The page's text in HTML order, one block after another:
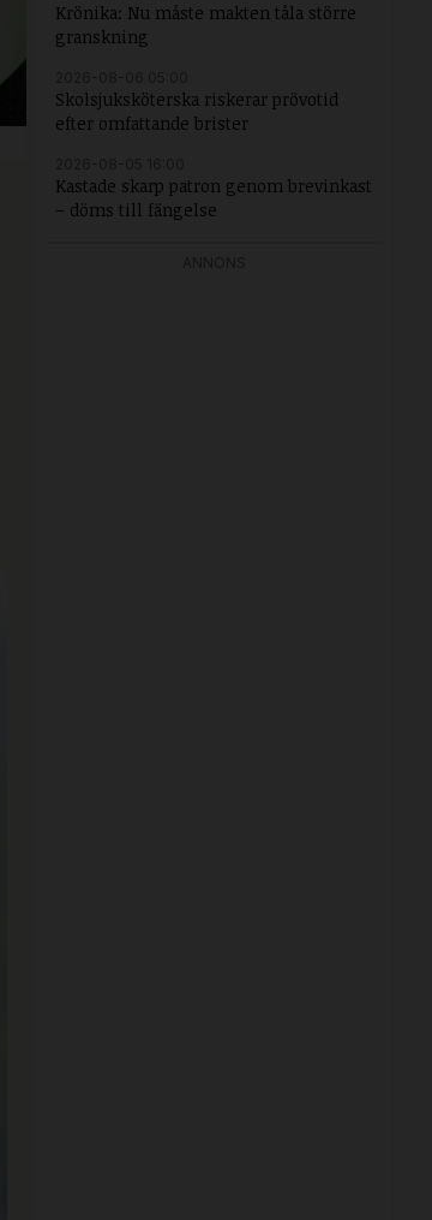
Krönika: Nu måste makten tåla större
granskning
Skolsjuksköterska riskerar prövotid
efter omfattande brister
Kastade skarp patron genom brevinkast
– döms till fängelse